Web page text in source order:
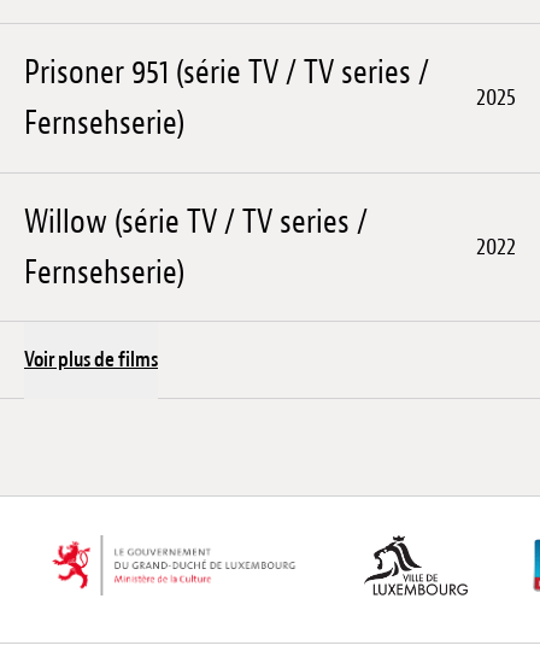
Prisoner 951 (série TV / TV series /
Fernsehserie)
2025
Willow (série TV / TV series /
Fernsehserie)
2022
Voir plus de films